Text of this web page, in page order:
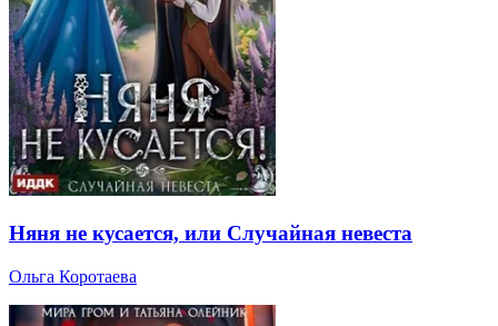
Няня не кусается, или Случайная невеста
Ольга Коротаева